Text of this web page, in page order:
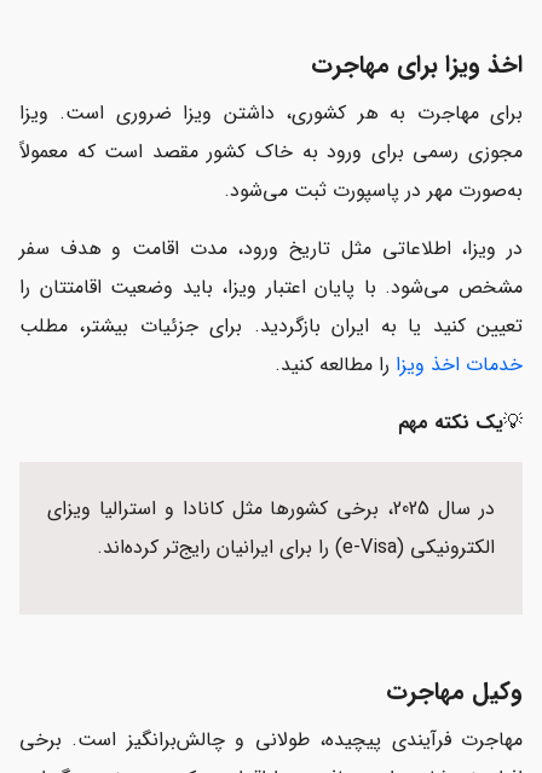
اخذ ویزا برای مهاجرت
برای مهاجرت به هر کشوری، داشتن ویزا ضروری است. ویزا
مجوزی رسمی برای ورود به خاک کشور مقصد است که معمولاً
به‌صورت مهر در پاسپورت ثبت می‌شود.
در ویزا، اطلاعاتی مثل تاریخ ورود، مدت اقامت و هدف سفر
مشخص می‌شود. با پایان اعتبار ویزا، باید وضعیت اقامتتان را
تعیین کنید یا به ایران بازگردید. برای جزئیات بیشتر، مطلب
خدمات اخذ ویزا را مطالعه کنید.
💡یک نکته مهم
در سال 2025، برخی کشورها مثل کانادا و استرالیا ویزای
الکترونیکی (e-Visa) را برای ایرانیان رایج‌تر کرده‌اند.
وکیل مهاجرت
مهاجرت فرآیندی پیچیده، طولانی و چالش‌برانگیز است. برخی